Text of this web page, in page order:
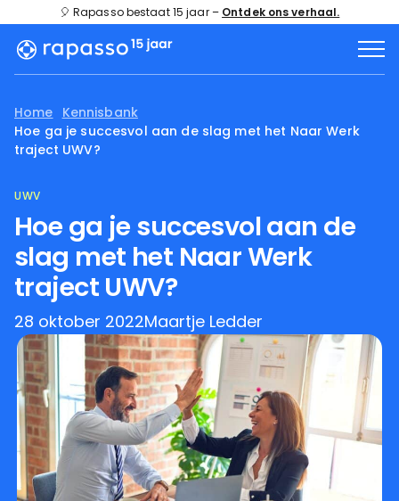
🎈 Rapasso bestaat 15 jaar – Ontdek ons verhaal.
Home Kennisbank
Hoe ga je succesvol aan de slag met het Naar Werk
traject UWV?
UWV
Hoe ga je succesvol aan de
slag met het Naar Werk
traject UWV?
28 oktober 2022Maartje Ledder